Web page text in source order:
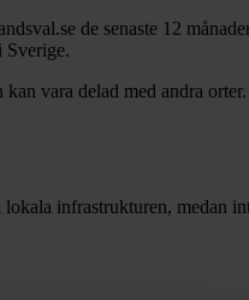
de senaste 12
Sverige.
vara delad med andra
infrastrukturen, medan